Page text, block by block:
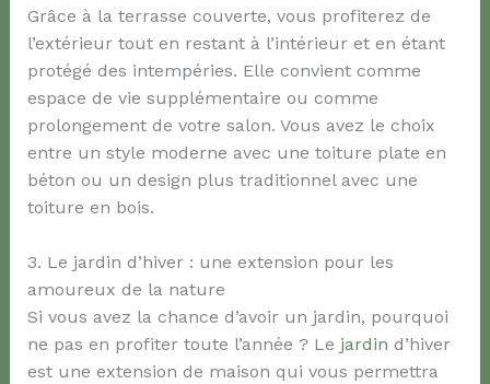
Grâce à la terrasse couverte, vous profiterez de
l’extérieur tout en restant à l’intérieur et en étant
protégé des intempéries. Elle convient comme
espace de vie supplémentaire ou comme
prolongement de votre salon. Vous avez le choix
entre un style moderne avec une toiture plate en
béton ou un design plus traditionnel avec une
toiture en bois.
3. Le jardin d’hiver : une extension pour les
amoureux de la nature
Si vous avez la chance d’avoir un jardin, pourquoi
ne pas en profiter toute l’année ? Le jardin d’hiver
est une extension de maison qui vous permettra